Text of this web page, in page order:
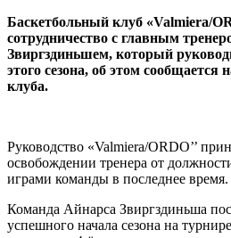
Баскетбольный клуб «Valmiera/
сотрудничество с главным
Звиргздиньшем, который
этого сезона, об этом сообщается
клуба.
Руководство «Valmiera/ORDO’’
освобождении тренера от
играми команды в последнее время.
Команда Айнарса Звиргздиньша
успешного начала сезона на